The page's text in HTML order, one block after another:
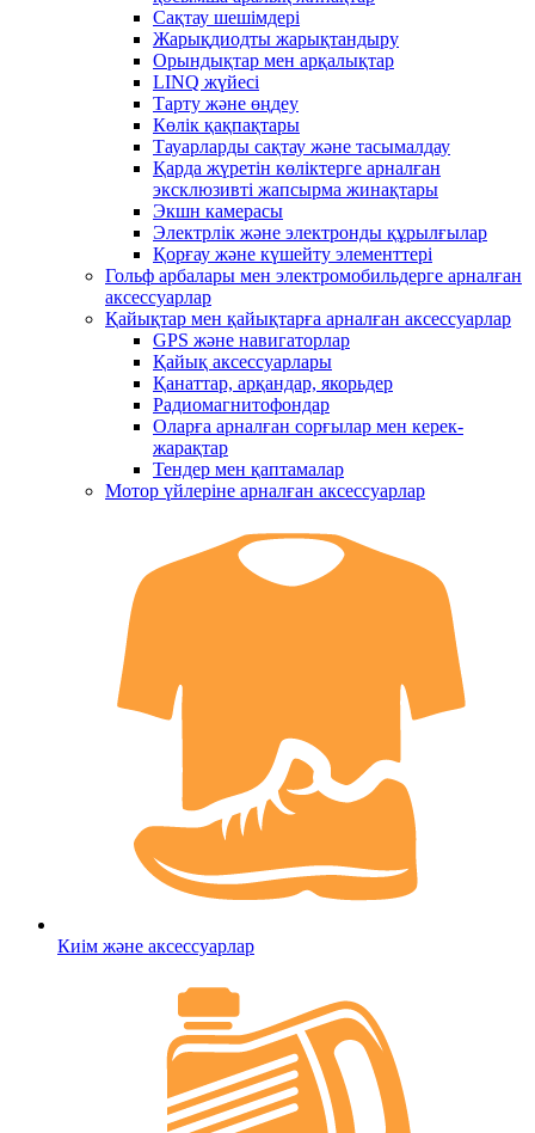
Сақтау шешімдері
Жарықдиодты жарықтандыру
Орындықтар мен арқалықтар
LINQ жүйесі
Тарту және өңдеу
Көлік қақпақтары
Тауарларды сақтау және тасымалдау
Қарда жүретін көліктерге арналған
эксклюзивті жапсырма жинақтары
Экшн камерасы
Электрлік және электронды құрылғылар
Қорғау және күшейту элементтері
Гольф арбалары мен электромобильдерге арналған
аксессуарлар
Қайықтар мен қайықтарға арналған аксессуарлар
GPS және навигаторлар
Қайық аксессуарлары
Қанаттар, арқандар, якорьдер
Радиомагнитофондар
Оларға арналған сорғылар мен керек-
жарақтар
Тендер мен қаптамалар
Мотор үйлеріне арналған аксессуарлар
Киім және аксессуарлар